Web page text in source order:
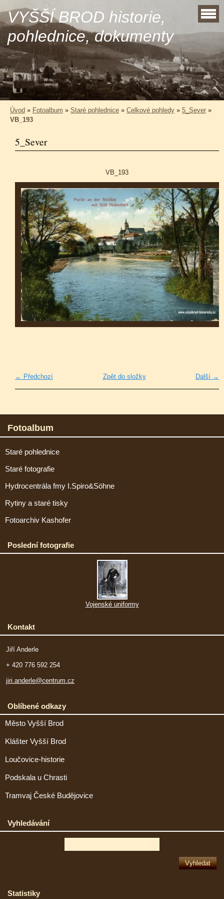
VYŠŠÍ BROD historie,
pohlednice, dokumenty
Úvod » Fotoalbum » Staré pohlednice » Celkové pohledy » 5_Sever »
VB_193
5_Sever
VB_193
← Předchozí Další →
Zpět do složky
Fotoalbum
Staré pohlednice
Staré fotografie
Hydrocentrála fmy I.Spiro&Söhne
Rytiny a staré tisky
Fotoarchiv Kashofer
Poslední fotografie
Vojenské uniformy
Kontakt
Jiří Anderle
+ 420 776 592 254
jiri.anderle@centrum.cz
Oblíbené odkazy
Město Vyšší Brod
Klášter Vyšší Brod
Loučovice-historie
Podskala u Chrasti
Tramvaj České Budějovice
Vyhledávání
Statistiky